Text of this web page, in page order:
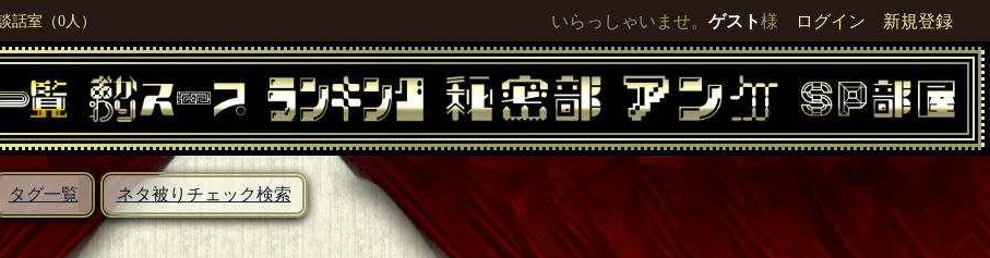
話室（0人） いらっしゃいませ。ゲスト様 ログイン 新規登録
タグ一覧 ネタ被りチェック検索